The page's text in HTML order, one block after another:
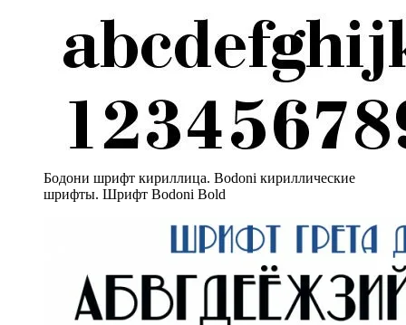
Бодони шрифт кириллица. Bodoni кириллические
шрифты. Шрифт Bodoni Bold